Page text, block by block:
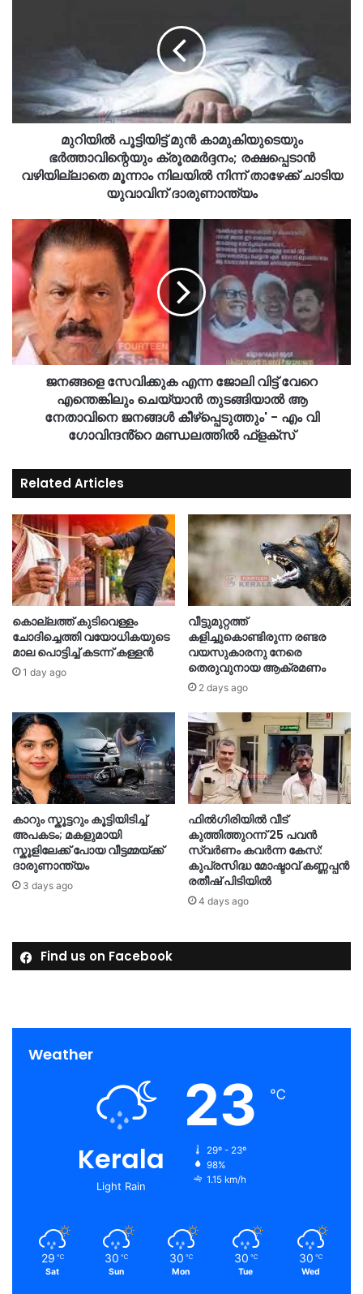
മുറിയിൽ പൂട്ടിയിട്ട് മുൻ കാമുകിയുടെയും
ഭർത്താവിന്റെയും ക്രൂരമർദ്ദനം; രക്ഷപ്പെടാൻ
വഴിയില്ലാതെ മൂന്നാം നിലയിൽ നിന്ന് താഴേക്ക് ചാടിയ
യുവാവിന് ദാരുണാന്ത്യം
ജനങ്ങളെ സേവിക്കുക എന്ന ജോലി വിട്ട് വേറെ
എന്തെങ്കിലും ചെയ്യാന്‍ തുടങ്ങിയാല്‍ ആ
നേതാവിനെ ജനങ്ങള്‍ കീഴ്‌പ്പെടുത്തും' - എം വി
ഗോവിന്ദൻ്റെ മണ്ഡലത്തിൽ ഫ്‌ളക്‌സ്
Related Articles
കൊല്ലത്ത് കുടിവെള്ളം
ചോദിച്ചെത്തി വയോധികയുടെ
മാല പൊട്ടിച്ച് കടന്ന് കള്ളൻ
1 day ago
വീട്ടുമുറ്റത്ത്
കളിച്ചുകൊണ്ടിരുന്ന രണ്ടര
വയസുകാരനു നേരെ
തെരുവുനായ ആക്രമണം
2 days ago
കാറും സ്കൂട്ടറും കൂട്ടിയിടിച്ച്
അപകടം; മകളുമായി
സ്കൂളിലേക്ക് പോയ വീട്ടമ്മയ്ക്ക്
ദാരുണാന്ത്യം
3 days ago
ഫിൽഗിരിയിൽ വീട്
കുത്തിത്തുറന്ന് 25 പവൻ
സ്വർണം കവർന്ന കേസ്:
കുപ്രസിദ്ധ മോഷ്ടാവ് കണ്ണപ്പൻ
രതീഷ് പിടിയിൽ
4 days ago
Find us on Facebook
Weather
Kerala
Light Rain
23 ℃
29º - 23º
98%
1.15 km/h
29 ℃
Sat
30 ℃
Sun
30 ℃
Mon
30 ℃
Tue
30 ℃
Wed